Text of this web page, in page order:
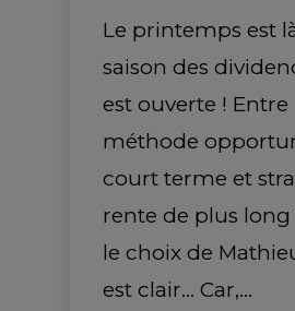
Le printemps est
saison des
est ouverte ! Entre
méthode
court terme et
rente de plus
le choix de
est clair... Car,…